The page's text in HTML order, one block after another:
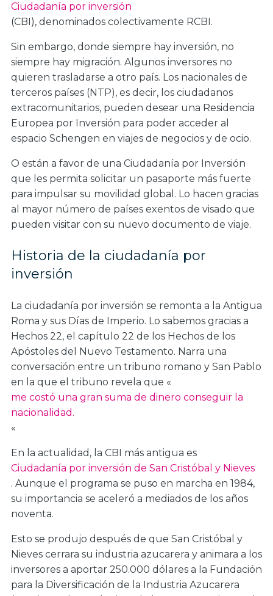
Ciudadanía por inversión
(CBI), denominados colectivamente RCBI.
Sin embargo, donde siempre hay inversión, no
siempre hay migración. Algunos inversores no
quieren trasladarse a otro país. Los nacionales de
terceros países (NTP), es decir, los ciudadanos
extracomunitarios, pueden desear una Residencia
Europea por Inversión para poder acceder al
espacio Schengen en viajes de negocios y de ocio.
O están a favor de una Ciudadanía por Inversión
que les permita solicitar un pasaporte más fuerte
para impulsar su movilidad global. Lo hacen gracias
al mayor número de países exentos de visado que
pueden visitar con su nuevo documento de viaje.
Historia de la ciudadanía por
inversión
La ciudadanía por inversión se remonta a la Antigua
Roma y sus Días de Imperio. Lo sabemos gracias a
Hechos 22, el capítulo 22 de los Hechos de los
Apóstoles del Nuevo Testamento. Narra una
conversación entre un tribuno romano y San Pablo
en la que el tribuno revela que «
me costó una gran suma de dinero conseguir la
nacionalidad.
«
En la actualidad, la CBI más antigua es
Ciudadanía por inversión de San Cristóbal y Nieves
. Aunque el programa se puso en marcha en 1984,
su importancia se aceleró a mediados de los años
noventa.
Esto se produjo después de que San Cristóbal y
Nieves cerrara su industria azucarera y animara a los
inversores a aportar 250.000 dólares a la Fundación
para la Diversificación de la Industria Azucarera